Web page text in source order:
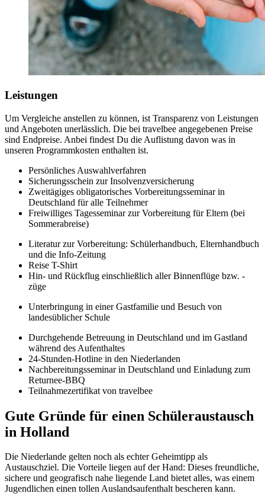
Leistungen
Um Vergleiche anstellen zu können, ist Transparenz von Leistungen
und Angeboten unerlässlich. Die bei travelbee angegebenen Preise
sind Endpreise. Anbei findest Du die Auflistung davon was in
unseren Programmkosten enthalten ist.
Persönliches Auswahlverfahren
Sicherungsschein zur Insolvenzversicherung
Zweitägiges obligatorisches Vorbereitungsseminar in
Deutschland für alle Teilnehmer
Freiwilliges Tagesseminar zur Vorbereitung für Eltern (bei
Sommerabreise)
Literatur zur Vorbereitung: Schülerhandbuch, Elternhandbuch
und die Info-Zeitung
Reise T-Shirt
Hin- und Rückflug einschließlich aller Binnenflüge bzw. -
züge
Unterbringung in einer Gastfamilie und Besuch von
landesüblicher Schule
Durchgehende Betreuung in Deutschland und im Gastland
während des Aufenthaltes
24-Stunden-Hotline in den Niederlanden
Nachbereitungsseminar in Deutschland und Einladung zum
Returnee-BBQ
Teilnahmezertifikat von travelbee
Gute Gründe für einen Schüleraustausch
in Holland
Die Niederlande gelten noch als echter Geheimtipp als
Austauschziel. Die Vorteile liegen auf der Hand: Dieses freundliche,
sichere und geografisch nahe liegende Land bietet alles, was einem
Jugendlichen einen tollen Auslandsaufenthalt bescheren kann.